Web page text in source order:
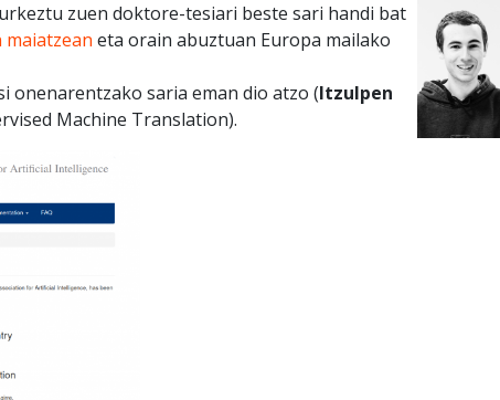
zuen doktore-tesiari beste sari handi bat
eta orain abuztuan Europa mailako
onenarentzako saria eman dio atzo (Itzulpen
Machine Translation).